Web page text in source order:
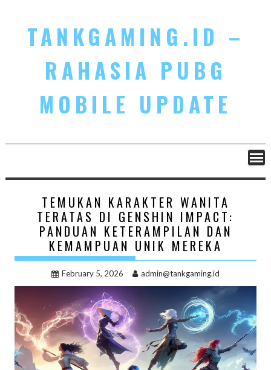
content
TANKGAMING.ID –
RAHASIA PUBG
MOBILE UPDATE
TEMUKAN KARAKTER WANITA
TERATAS DI GENSHIN IMPACT:
PANDUAN KETERAMPILAN DAN
KEMAMPUAN UNIK MEREKA
February 5, 2026 admin@tankgaming.id